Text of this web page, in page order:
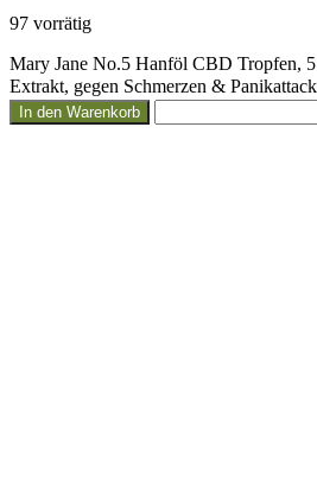
97 vorrätig
Mary Jane No.5 Hanföl CBD Tropfen,
Extrakt, gegen Schmerzen &
In den Warenkorb